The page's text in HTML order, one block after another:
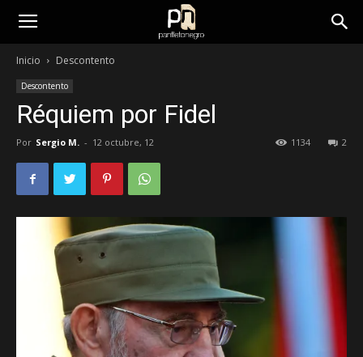
panfletonegro
Inicio Descontento
Descontento
Réquiem por Fidel
Por Sergio M. - 12 octubre, 12 2
1134